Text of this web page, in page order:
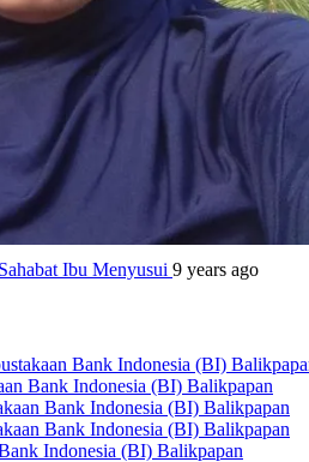
Ibu Menyusui 9 years ago
Bank Indonesia (BI)
Bank Indonesia (BI) Balikpapan
Bank Indonesia (BI) Balikpapan
Bank Indonesia (BI) Balikpapan
Indonesia (BI) Balikpapan